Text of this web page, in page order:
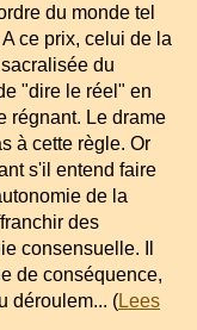
du monde tel
ce prix, celui de la
du
"dire le réel" en
régnant. Le drame
à cette règle. Or
s'il entend faire
de la
des
consensuelle. Il
de conséquence,
déroulem... (Lees